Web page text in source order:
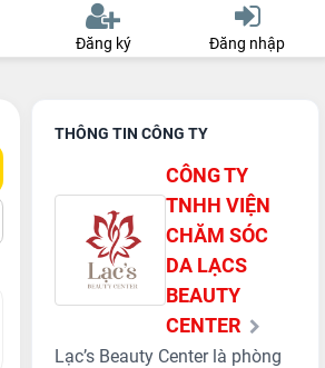
Đăng ký Đăng nhập
THÔNG TIN CÔNG TY
CÔNG TY
TNHH VIỆN
CHĂM SÓC
DA LẠCS
BEAUTY
CENTER
Lạc’s Beauty Center là phòng